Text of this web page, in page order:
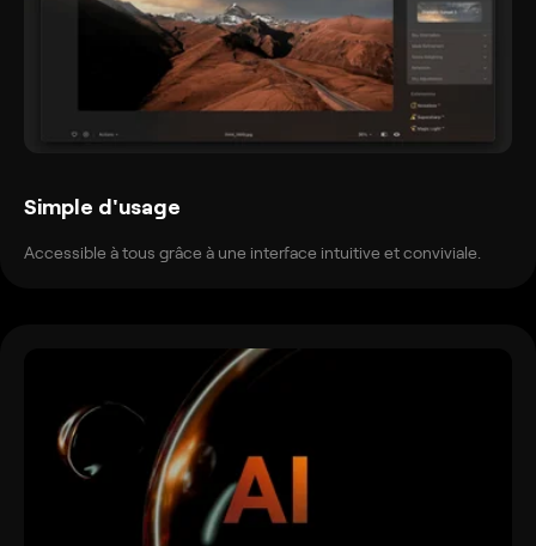
Simple d'usage
Accessible à tous grâce à une interface intuitive et conviviale.